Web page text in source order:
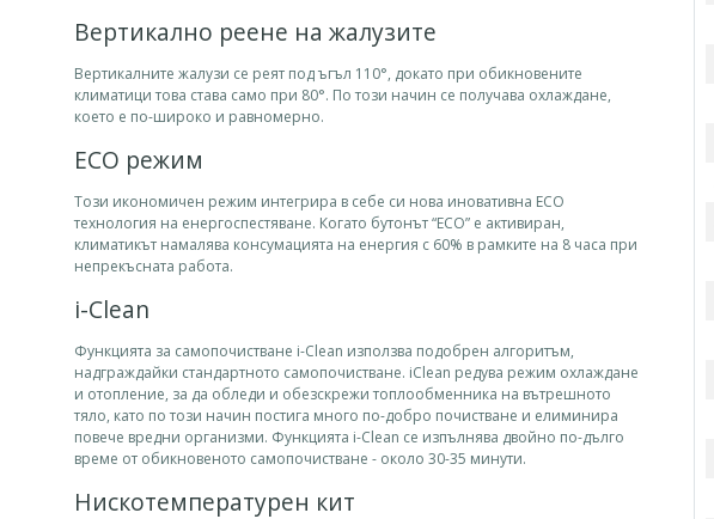
Вертикално реене на жалузите
Вертикалните жалузи се реят под ъгъл 110°, докато при обикновените
климатици това става само при 80°. По този начин се получава охлаждане,
което е по-широко и равномерно.
ECO режим
Този икономичен режим интегрира в себе си нова иновативна ECO
технология на енергоспестяване. Когато бутонът “ECO” е активиран,
климатикът намалява консумацията на енергия с 60% в рамките на 8 часа при
непрекъсната работа.
i-Clean
Функцията за самопочистване i-Clean използва подобрен алгоритъм,
надграждайки стандартното самопочистване. iClean редува режим охлаждане
и отопление, за да обледи и обезскрежи топлообменника на вътрешното
тяло, кaто по този начин постига много по-добро почистване и елиминира
повече вредни организми. Функцията i-Clean се изпълнява двойно по-дълго
време от обикновеното самопочистване - около 30-35 минути.
Нискотемпературен кит